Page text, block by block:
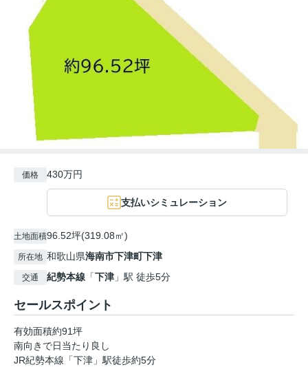
価格 430万円
支払いシミュレーション
土地面積96.52坪(319.08㎡)
所在地 和歌山県海南市下津町下津
交通 紀勢本線 「下津 」駅 徒歩5分
セールスポイント
有効面積約91坪
南向きで日当たり良し
JR紀勢本線「下津」駅徒歩約5分